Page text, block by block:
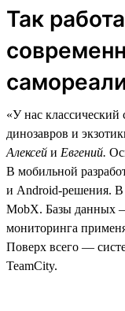
Так
«У нас классический
динозавров и
Алексей и Евгений.
В мобильной
и Android-решения.
MobX. Базы данных
мониторинга
Поверх всего —
TeamCity.